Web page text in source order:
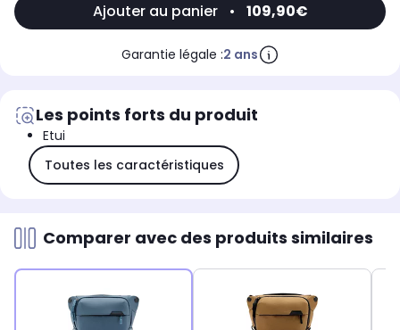
Ajouter au panier • 109,90€
Garantie légale :2 ans
Les points forts du produit
Etui
Toutes les caractéristiques
Comparer avec des produits similaires